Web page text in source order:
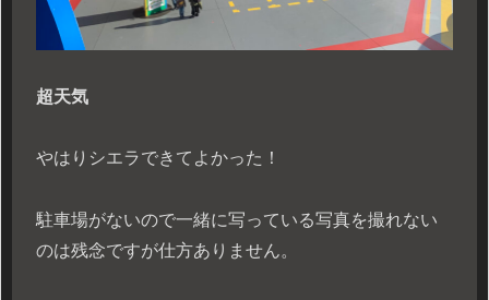
超天気
やはりシエラできてよかった！
駐車場がないので一緒に写っている写真を撮れない
のは残念ですが仕方ありません。